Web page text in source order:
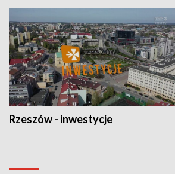
Rzeszów - inwestycje